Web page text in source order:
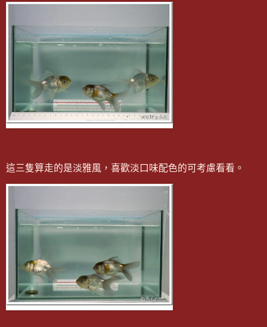
這三隻算走的是淡雅風，喜歡淡口味配色的可考慮看看。